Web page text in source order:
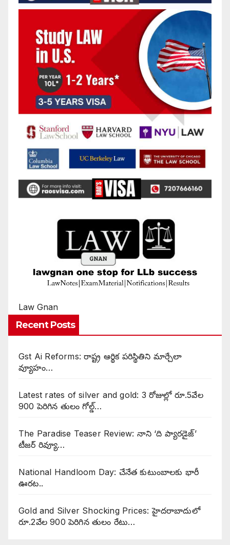
Law Gnan
Recent Posts
Gst Ai Reforms: రాష్ట్ర ఆర్థిక పరిస్థితిని మార్చేలా
వ్యూహం…
Latest rates of silver and gold: 3 రోజుల్లో రూ.5వేల
900 పెరిగిన తులం గోల్డ్…
The Paradise Teaser Review: నాని ‘ది ప్యారడైజ్’
టీజర్ రివ్యూ…
National Handloom Day: చేనేత కుటుంబాలకు భారీ
ఊరట..
Gold and Silver Shocking Prices: హైదరాబాదులో
రూ.2వేల 900 పెరిగిన తులం రేటు…